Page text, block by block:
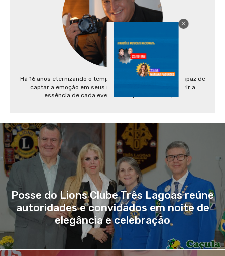
Há 16 anos eternizando o tempo com suas lentes, ele é capaz de
captar a emoção em seus melhores detalhes e traduzir a
essência de cada evento em apenas um clique.
Posse do Lions Clube Três Lagoas reúne
autoridades e convidados em noite de
elegância e celebração